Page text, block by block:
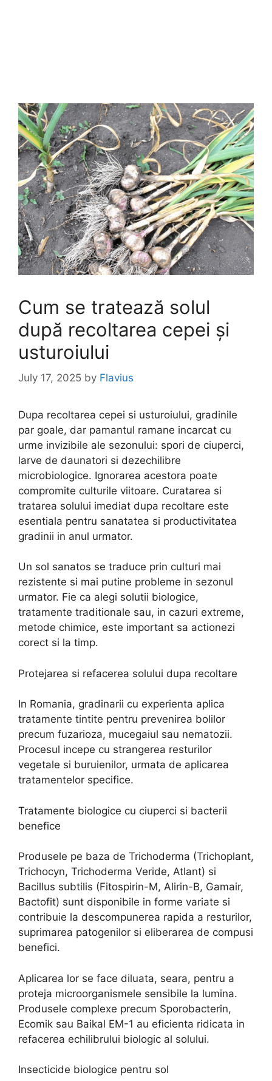
Cum se tratează solul
după recoltarea cepei și
usturoiului
July 17, 2025 by Flavius
Dupa recoltarea cepei si usturoiului, gradinile
par goale, dar pamantul ramane incarcat cu
urme invizibile ale sezonului: spori de ciuperci,
larve de daunatori si dezechilibre
microbiologice. Ignorarea acestora poate
compromite culturile viitoare. Curatarea si
tratarea solului imediat dupa recoltare este
esentiala pentru sanatatea si productivitatea
gradinii in anul urmator.
Un sol sanatos se traduce prin culturi mai
rezistente si mai putine probleme in sezonul
urmator. Fie ca alegi solutii biologice,
tratamente traditionale sau, in cazuri extreme,
metode chimice, este important sa actionezi
corect si la timp.
Protejarea si refacerea solului dupa recoltare
In Romania, gradinarii cu experienta aplica
tratamente tintite pentru prevenirea bolilor
precum fuzarioza, mucegaiul sau nematozii.
Procesul incepe cu strangerea resturilor
vegetale si buruienilor, urmata de aplicarea
tratamentelor specifice.
Tratamente biologice cu ciuperci si bacterii
benefice
Produsele pe baza de Trichoderma (Trichoplant,
Trichocyn, Trichoderma Veride, Atlant) si
Bacillus subtilis (Fitospirin-M, Alirin-B, Gamair,
Bactofit) sunt disponibile in forme variate si
contribuie la descompunerea rapida a resturilor,
suprimarea patogenilor si eliberarea de compusi
benefici.
Aplicarea lor se face diluata, seara, pentru a
proteja microorganismele sensibile la lumina.
Produsele complexe precum Sporobacterin,
Ecomik sau Baikal EM-1 au eficienta ridicata in
refacerea echilibrului biologic al solului.
Insecticide biologice pentru sol